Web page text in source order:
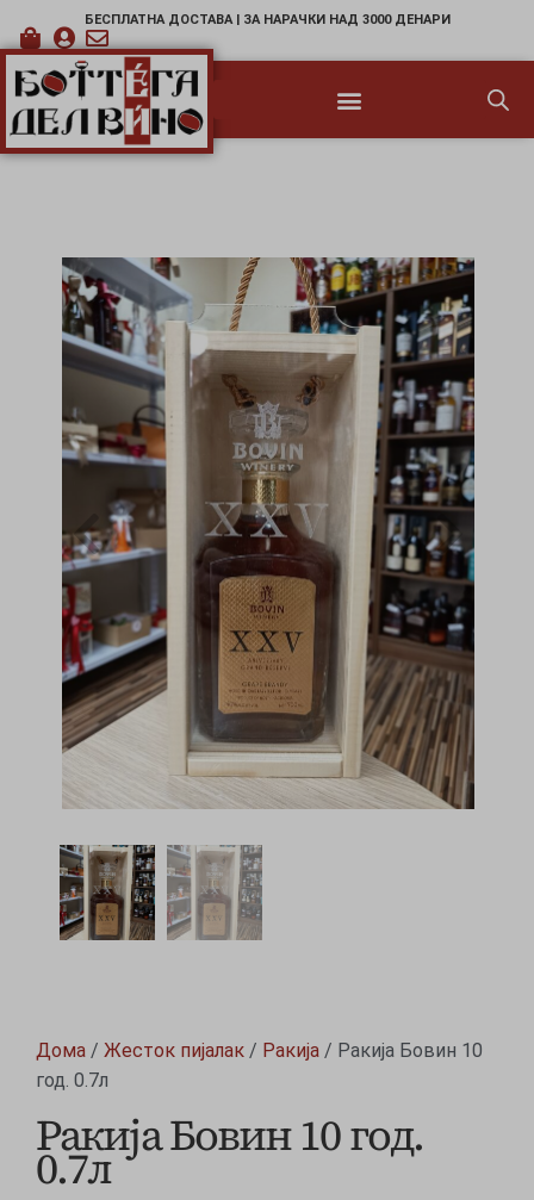
БЕСПЛАТНА ДОСТАВА | ЗА НАРАЧКИ НАД 3000 ДЕНАРИ
Дома / Жесток пијалак / Ракија / Ракија Бовин 10
год. 0.7л
Ракија Бовин 10 год.
0.7л